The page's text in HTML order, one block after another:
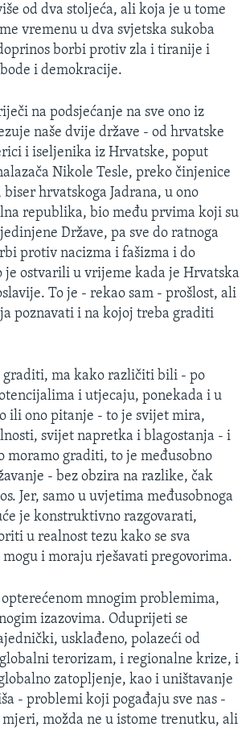
od dva stoljeća, ali koja je u tome
vremenu u dva svjetska sukoba
borbi protiv zla i tiranije i
i demokracije.
na podsjećanje na sve ono iz
naše dvije države - od hrvatske
i iseljenika iz Hrvatske, poput
Nikole Tesle, preko činjenice
hrvatskoga Jadrana, u ono
republika, bio među prvima koji su
Države, pa sve do ratnoga
protiv nacizma i fašizma i do
je ostvarili u vrijeme kada je Hrvatska
To je - rekao sam - prošlost, ali
poznavati i na kojoj treba graditi
graditi, ma kako različiti bili - po
i utjecaju, ponekada i u
ili ono pitanje - to je svijet mira,
svijet napretka i blagostanja - i
moramo graditi, to je međusobno
- bez obzira na razlike, čak
Jer, samo u uvjetima međusobnoga
je konstruktivno razgovarati,
u realnost tezu kako se sva
i moraju rješavati pregovorima.
mnogim problemima,
izazovima. Oduprijeti se
usklađeno, polazeći od
terorizam, i regionalne krize, i
zatopljenje, kao i uništavanje
- problemi koji pogađaju sve nas -
mjeri, možda ne u istome trenutku, ali